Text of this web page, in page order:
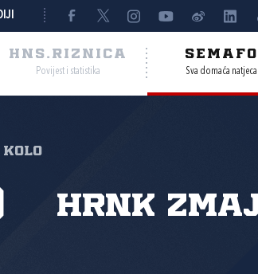
HNS.RIZNICA
Povijest i statistika Sva domaća
kolo
HRNK